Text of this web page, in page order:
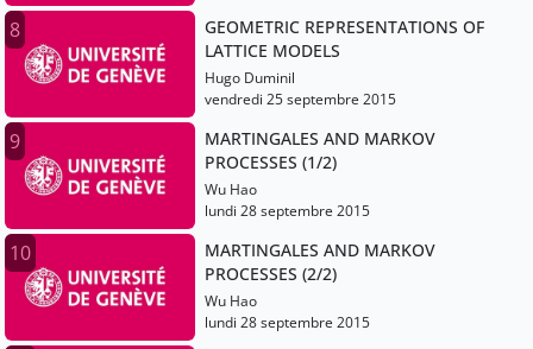
8
GEOMETRIC REPRESENTATIONS OF
LATTICE MODELS
Hugo Duminil
vendredi 25 septembre 2015
9
MARTINGALES AND MARKOV
PROCESSES (1/2)
Wu Hao
lundi 28 septembre 2015
10
MARTINGALES AND MARKOV
PROCESSES (2/2)
Wu Hao
lundi 28 septembre 2015